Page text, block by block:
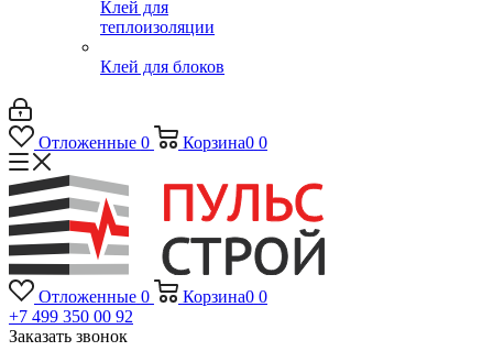
Клей для
теплоизоляции
Клей для блоков
Отложенные 0 Корзина0 0
Отложенные 0 Корзина0 0
+7 499 350 00 92
Заказать звонок